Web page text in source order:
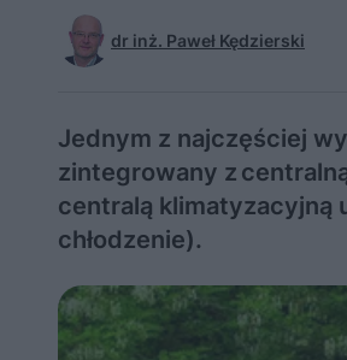
dr inż. Paweł Kędzierski
Jednym z najczęściej
zintegrowany z
centralą klimatyzacyjną
chłodzenie).